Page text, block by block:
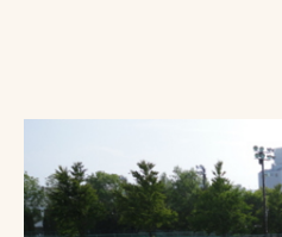
お悩み別カテゴリー
暑さ対策